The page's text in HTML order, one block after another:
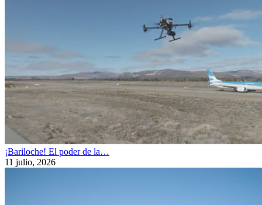
¡Bariloche! El poder de la…
11 julio, 2026